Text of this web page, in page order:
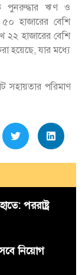
পুনরুদ্ধার ঋণ ও
হাজারের বেশি
২২ হাজারের বেশি
হয়েছে, যার মধ্যে
সহায়তার পরিমাণ
পররাষ্ট্র
নিয়োগ